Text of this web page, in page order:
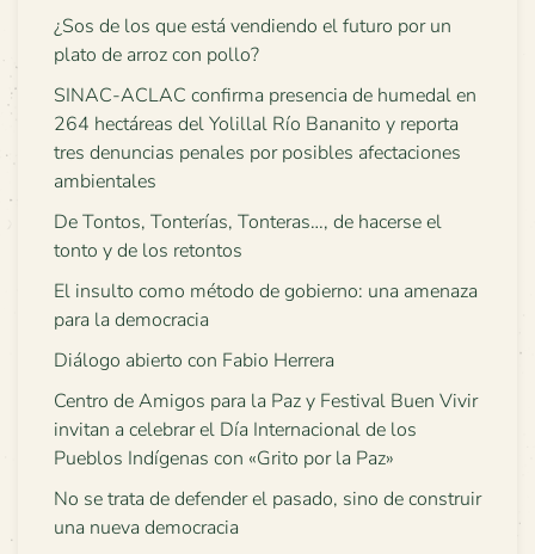
¿Sos de los que está vendiendo el futuro por un
plato de arroz con pollo?
SINAC-ACLAC confirma presencia de humedal en
264 hectáreas del Yolillal Río Bananito y reporta
tres denuncias penales por posibles afectaciones
ambientales
De Tontos, Tonterías, Tonteras…, de hacerse el
tonto y de los retontos
El insulto como método de gobierno: una amenaza
para la democracia
Diálogo abierto con Fabio Herrera
Centro de Amigos para la Paz y Festival Buen Vivir
invitan a celebrar el Día Internacional de los
Pueblos Indígenas con «Grito por la Paz»
No se trata de defender el pasado, sino de construir
una nueva democracia